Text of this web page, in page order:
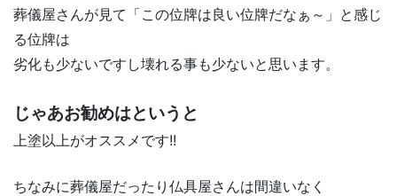
葬儀屋さんが見て「この位牌は良い位牌だなぁ～」と感じ
る位牌は
劣化も少ないですし壊れる事も少ないと思います。
じゃあお勧めはというと
上塗以上がオススメです!!
ちなみに葬儀屋だったり仏具屋さんは間違いなく